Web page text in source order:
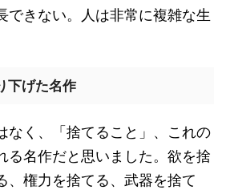
できない。人は非常に複雑な生
下げた名作
なく、「捨てること」、これの
る名作だと思いました。欲を捨
、権力を捨てる、武器を捨て